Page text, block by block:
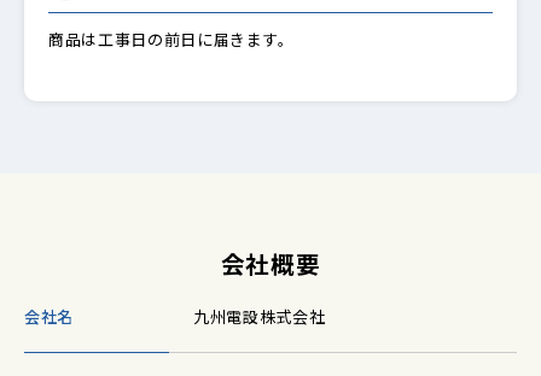
商品は工事日の前日に届きます。
会社概要
会社名 九州電設株式会社